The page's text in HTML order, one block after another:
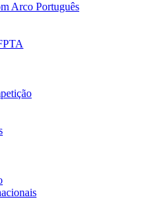
Arco Português